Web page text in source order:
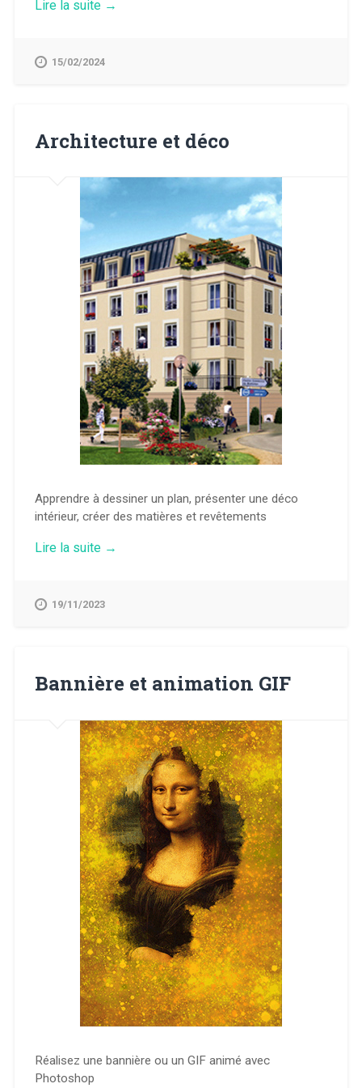
Lire la suite « Gamme
→
15/02/2024
Architecture et déco
Apprendre à dessiner un plan, présenter une déco
intérieur, créer des matières et revêtements
Lire la suite « Architecture
→
19/11/2023
Bannière et animation GIF
Réalisez une bannière ou un GIF animé avec
Photoshop